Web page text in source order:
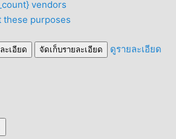
vendors
these purposes
ะเอียด จัดเก็บรายละเอียด
ดูรายละเอียด